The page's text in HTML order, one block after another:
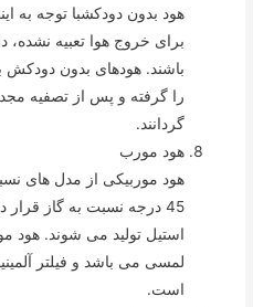
هود بدون دودکشبا توجه به
برای خروج هوا تعبیه نشده،
باشند. هودهای بدون دودکش
را گرفته و پس از تصفیه
گردانند.
هود مورب
هود موربیکی از مدل های
45 درجه نسبت به گاز
استیل تولید می شوند. هود
لمسی می باشد و فیلتر
است.